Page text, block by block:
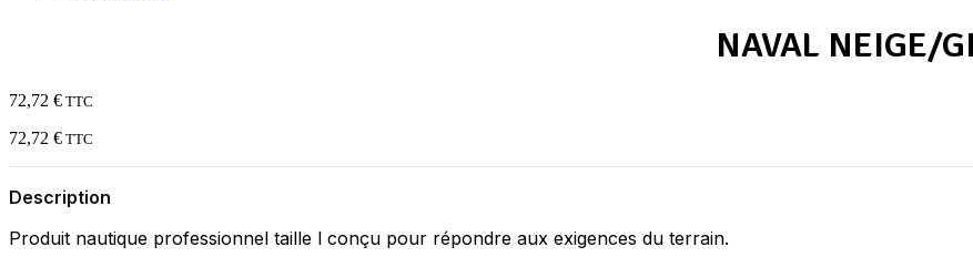
NAVAL NEIGE/
72,72 € TTC
72,72 € TTC
Description
Produit nautique professionnel taille l conçu pour répondre aux exigences du terrain.